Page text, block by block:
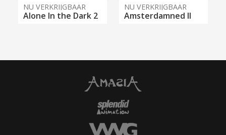
NU VERKRIJGBAAR
Alone In the Dark 2
NU VERKRIJGBAAR
Amsterdamned II